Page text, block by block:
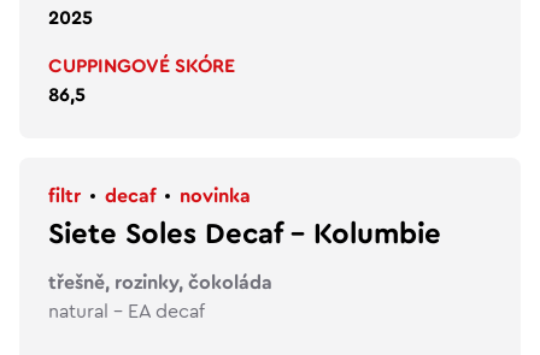
2025
CUPPINGOVÉ SKÓRE
86,5
filtr decaf novinka
Siete Soles Decaf - Kolumbie
třešně, rozinky, čokoláda
natural - EA decaf